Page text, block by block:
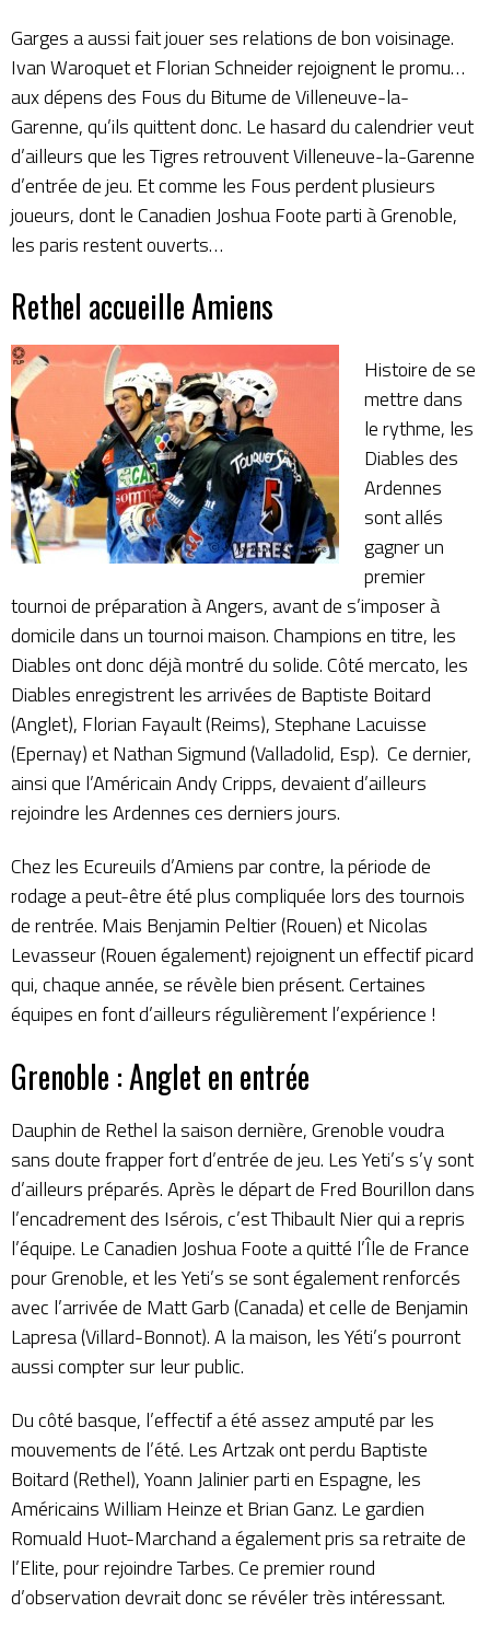
Garges a aussi fait jouer ses relations de bon voisinage.
Ivan Waroquet et Florian Schneider rejoignent le promu…
aux dépens des Fous du Bitume de Villeneuve-la-
Garenne, qu’ils quittent donc. Le hasard du calendrier veut
d’ailleurs que les Tigres retrouvent Villeneuve-la-Garenne
d’entrée de jeu. Et comme les Fous perdent plusieurs
joueurs, dont le Canadien Joshua Foote parti à Grenoble,
les paris restent ouverts…
Rethel accueille Amiens
Histoire de se
mettre dans
le rythme, les
Diables des
Ardennes
sont allés
gagner un
premier
tournoi de préparation à Angers, avant de s’imposer à
domicile dans un tournoi maison. Champions en titre, les
Diables ont donc déjà montré du solide. Côté mercato, les
Diables enregistrent les arrivées de Baptiste Boitard
(Anglet), Florian Fayault (Reims), Stephane Lacuisse
(Epernay) et Nathan Sigmund (Valladolid, Esp). Ce dernier,
ainsi que l’Américain Andy Cripps, devaient d’ailleurs
rejoindre les Ardennes ces derniers jours.
Chez les Ecureuils d’Amiens par contre, la période de
rodage a peut-être été plus compliquée lors destournois
de rentrée. Mais Benjamin Peltier (Rouen) et Nicolas
Levasseur (Rouen également) rejoignent un effectif picard
qui, chaque année, se révèle bien présent. Certaines
équipes en font d’ailleurs régulièrement l’expérience !
Grenoble : Anglet en entrée
Dauphin de Rethel la saison dernière, Grenoble voudra
sans doute frapper fort d’entrée de jeu. Les Yeti’s s’y sont
d’ailleurs préparés. Après le départ de Fred Bourillon dans
l’encadrement des Isérois, c’estThibault Nier qui a repris
l’équipe. Le Canadien Joshua Foote a quitté l’Île de France
pour Grenoble, et les Yeti’s se sont également renforcés
avec l’arrivée de Matt Garb (Canada) et celle de Benjamin
Lapresa (Villard-Bonnot). A la maison, les Yéti’s pourront
aussi compter sur leur public.
Du côté basque, l’effectif a été assez amputé par les
mouvements de l’été. Les Artzak ont perdu Baptiste
Boitard (Rethel), Yoann Jalinier parti en Espagne, les
Américains William Heinze et Brian Ganz. Le gardien
Romuald Huot-Marchand a également pris sa retraite de
l’Elite, pour rejoindre Tarbes. Ce premier round
d’observation devrait donc se révéler très intéressant.